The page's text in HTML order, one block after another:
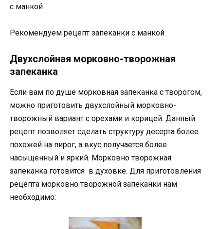
с манкой
Рекомендуем рецепт запеканки с манкой.
Двухслойная морковно-творожная
запеканка
Если вам по душе морковная запеканка с творогом,
можно приготовить двухслойный морковно-
творожный вариант с орехами и корицей. Данный
рецепт позволяет сделать структуру десерта более
похожей на пирог, а вкус получается более
насыщенный и яркий. Морковно творожная
запеканка готовится в духовке. Для приготовления
рецепта морковно творожной запеканки нам
необходимо: